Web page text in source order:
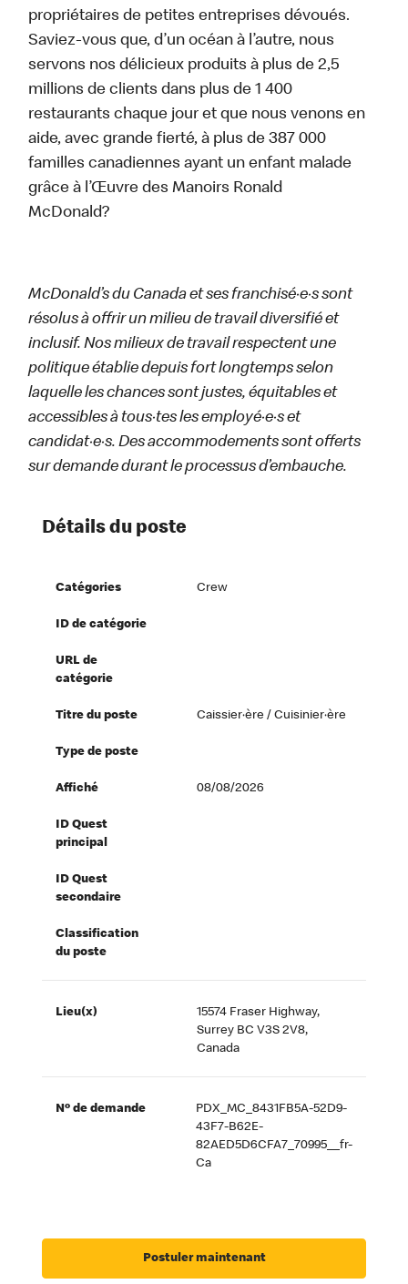
propriétaires de petites entreprises dévoués.
Saviez-vous que, d’un océan à l’autre, nous
servons nos délicieux produits à plus de 2,5
millions de clients dans plus de 1 400
restaurants chaque jour et que nous venons en
aide, avec grande fierté, à plus de 387 000
familles canadiennes ayant un enfant malade
grâce à l’Œuvre des Manoirs Ronald
McDonald?
McDonald’s du Canada et ses franchisé·e·s sont
résolus à offrir un milieu de travail diversifié et
inclusif. Nos milieux de travail respectent une
politique établie depuis fort longtemps selon
laquelle les chances sont justes, équitables et
accessibles à tous·tes les employé·e·s et
candidat·e·s. Des accommodements sont offerts
sur demande durant le processus d’embauche.
Détails du poste
Catégories Crew
ID de catégorie
URL de
catégorie
Titre du poste Caissier·ère / Cuisinier·ère
Type de poste
Affiché 08/08/2026
ID Quest
principal
ID Quest
secondaire
Classification
du poste
Lieu(x)
15574 Fraser Highway,
Surrey BC V3S 2V8,
Canada
Nº de demande
PDX_MC_8431FB5A-52D9-
43F7-B62E-
82AED5D6CFA7_70995__fr-
Ca
Postuler maintenant